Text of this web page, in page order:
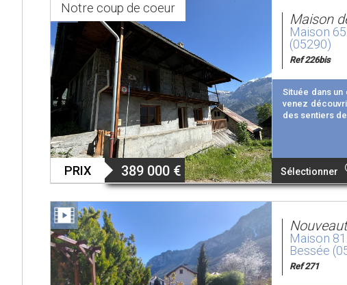
Notre coup de coeur
PRIX 389 000 €
Maison
Maison
(05290)
Ref 226bis
Située dans
venez
des sentiers
Sélectionner
Maison
Bessée
Ref 271